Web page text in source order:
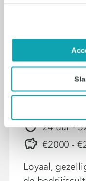
24 uur -
€2000 -
Loyaal,